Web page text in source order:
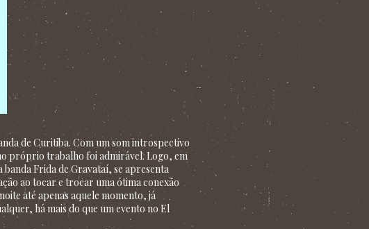
de Curitiba. Com um som introspectivo
próprio trabalho foi admirável. Logo, em
Frida de Gravataí, se apresenta
ao tocar e trocar uma ótima conexão
até apenas aquele momento, já
há mais do que um evento no El